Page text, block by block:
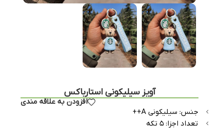
آویز سیلیکونی استارباکس
افزودن به علاقه مندی
جنس: سیلیکونی A++
تعداد اجزا: ۵ تکه